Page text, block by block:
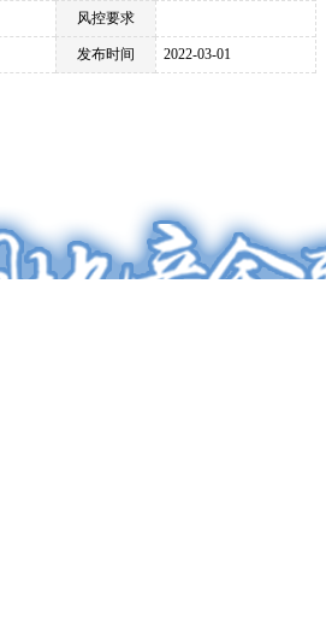
风控要求
发布时间 2022-03-01